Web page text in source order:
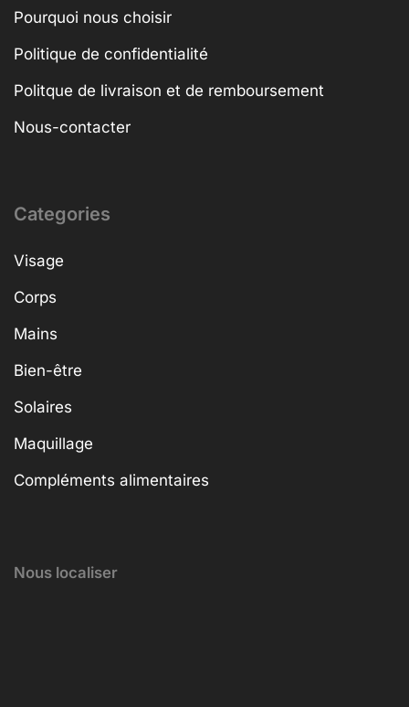
Pourquoi nous choisir
Politique de confidentialité
Politque de livraison et de remboursement
Nous-contacter
Categories
Visage
Corps
Mains
Bien-être
Solaires
Maquillage
Compléments alimentaires
Nous localiser